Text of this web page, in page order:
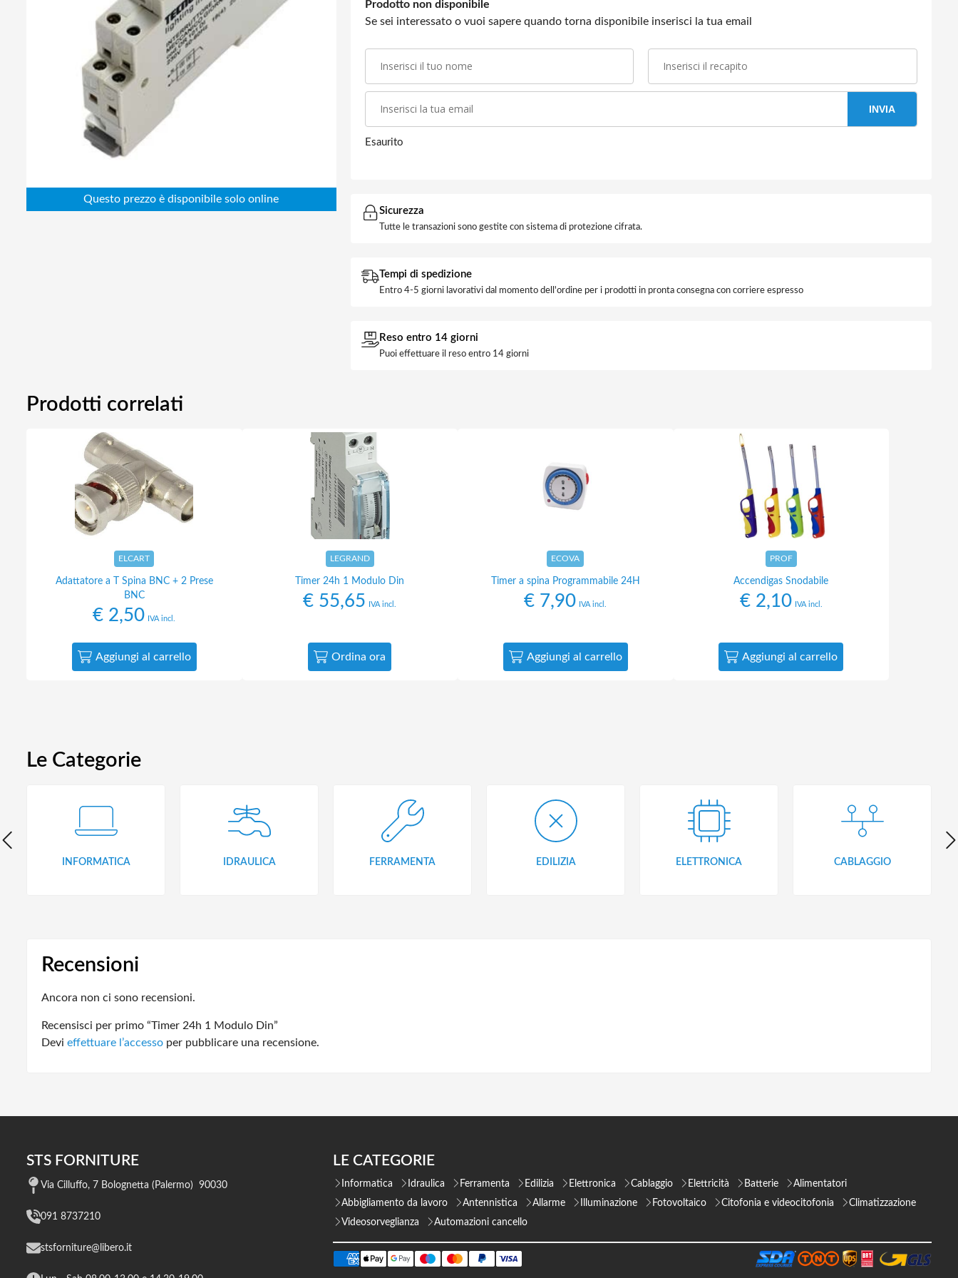
Abbigliamento da lavoro
Alimentatori
Batterie
Elettricità
Cablaggio
Elettronica
Ferramenta
Prodotto non disponibile
Se sei interessato o vuoi sapere quando torna disponibile inserisci la tua email
INVIA
Esaurito
Sicurezza
Tutte le transazioni sono gestite con sistema di protezione cifrata.
Tempi di spedizione
Entro 4-5 giorni lavorativi dal momento dell'ordine per i prodotti in pronta consegna con corriere espresso
Reso entro 14 giorni
Puoi effettuare il reso entro 14 giorni
Prodotti correlati
ELCART
Adattatore a T Spina BNC + 2 Prese
BNC
€ 2,50 IVA incl.
Aggiungi al carrello
LEGRAND
Timer 24h 1 Modulo Din
€ 55,65 IVA incl.
Ordina ora
ECOVA
Timer a spina Programmabile 24H
€ 7,90 IVA incl.
Aggiungi al carrello
PROF
Accendigas Snodabile
€2,10 IVA incl.
Aggiungi al carrello
Le Categorie
INFORMATICA IDRAULICA FERRAMENTA EDILIZIA ELETTRONICA CABLAGGIO
Recensioni
Ancora non ci sono recensioni.
Recensisci per primo “Timer 24h 1 Modulo Din”
Devi effettuare l’accesso per pubblicare una recensione.
STS FORNITURE
Via Cilluffo, 7 Bolognetta (Palermo) 90030
091 8737210
stsforniture@libero.it
LE CATEGORIE
Informatica Idraulica Ferramenta Edilizia Elettronica Cablaggio Elettricità Batterie
Alimentatori
Abbigliamento da lavoro
Antennistica Allarme Illuminazione Fotovoltaico Citofonia e videocitofonia
Climatizzazione
Videosorveglianza
Automazioni cancello